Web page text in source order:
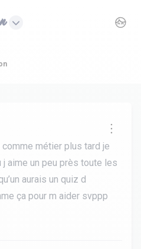
métier plus tard je
aime un peu près toute les
aurais un quiz d
ça pour m aider svppp